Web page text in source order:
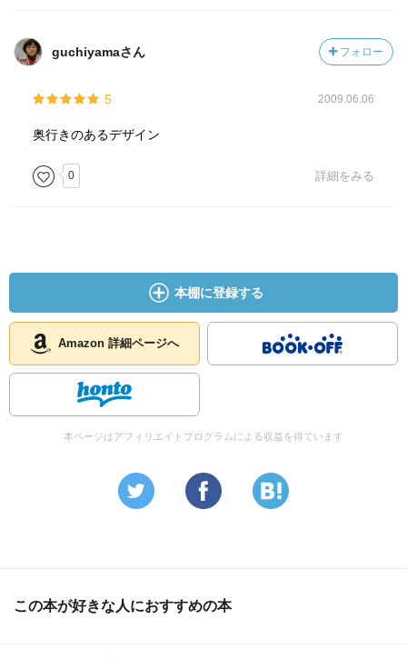
guchiyamaさん フォロー
5 2009.06.06
奥行きのあるデザイン
0 詳細をみる
本棚に登録する
Amazon 詳細ページへ
本ページはアフィリエイトプログラムによる収益を得ています
この本が好きな人におすすめの本